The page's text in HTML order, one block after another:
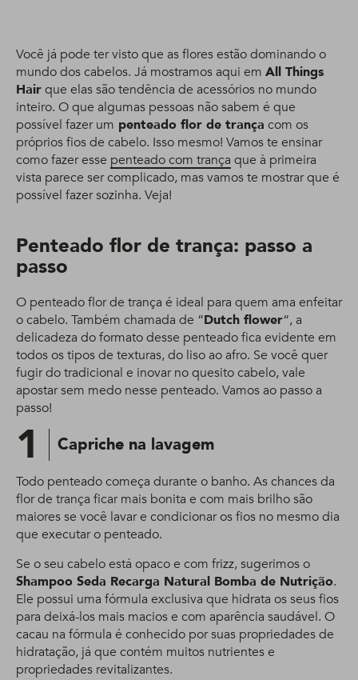
Você já pode ter visto que as flores estão dominando o
mundo dos cabelos. Já mostramos aqui em All Things
Hairque elas são tendência de acessórios no mundo
inteiro. O que algumas pessoas não sabem é que
possível fazer um penteado flor de trança com os
próprios fios de cabelo. Isso mesmo! Vamos te ensinar
como fazer esse penteado com trança que à primeira
vista parece ser complicado, mas vamos te mostrar que é
possível fazer sozinha. Veja!
Penteado flor de trança: passo a
passo
O penteado flor de trança é ideal para quem ama enfeitar
o cabelo. Também chamada de “Dutch flower“, a
delicadeza do formato desse penteado fica evidente em
todos os tipos de texturas, do liso ao afro. Se você quer
fugir do tradicional e inovar no quesito cabelo, vale
apostar sem medo nesse penteado. Vamos ao passo a
passo!
1 Capriche na lavagem
Todo penteado começa durante o banho. As chances da
flor de trança ficar mais bonita e com mais brilho são
maiores se você lavar e condicionar os fios no mesmo dia
que executar o penteado.
Se o seu cabelo está opaco e com frizz, sugerimos o
Shampoo Seda Recarga Natural Bomba de Nutrição.
Ele possui uma fórmula exclusiva que hidrata os seus fios
para deixá-los mais macios e com aparência saudável. O
cacau na fórmula é conhecido por suas propriedades de
hidratação, já que contém muitos nutrientes e
propriedades revitalizantes.